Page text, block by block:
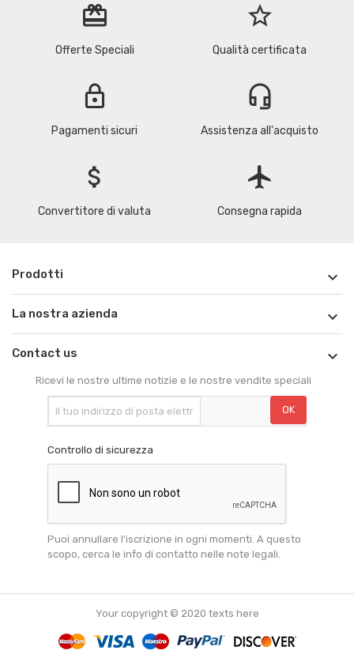
redeem
Offerte Speciali
star_border
Qualità certificata
lock
Pagamenti sicuri
headset_mic
Assistenza all'acquisto
attach_money
Convertitore di valuta
flight
Consegna rapida
Prodotti 
La nostra azienda 
Contact us 
Ricevi le nostre ultime notizie e le nostre vendite speciali
Controllo di sicurezza
Puoi annullare l'iscrizione in ogni momenti. A questo
scopo, cerca le info di contatto nelle note legali.
Your copyright © 2020 texts here